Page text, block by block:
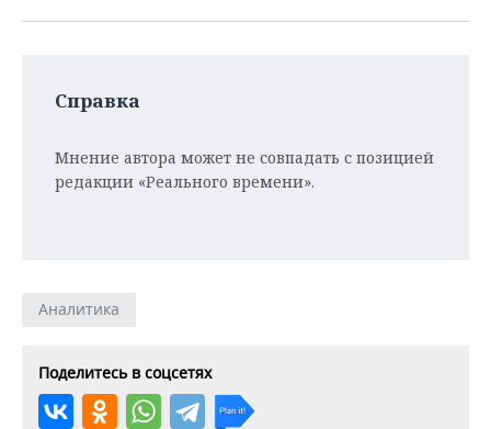
Справка
Мнение автора может не совпадать с позицией
редакции «Реального времени».
Аналитика
Поделитесь в соцсетях